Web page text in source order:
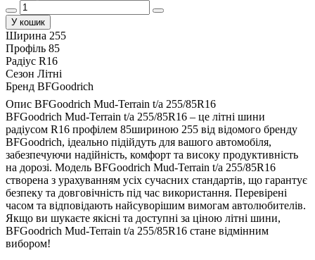
У кошик
Ширина 255
Профіль 85
Радіус R16
Сезон Літні
Бренд BFGoodrich
Опис BFGoodrich Mud-Terrain t/a 255/85R16
BFGoodrich Mud-Terrain t/a 255/85R16 – це літні шини
радіусом R16 профілем 85шириною 255 від відомого бренду
BFGoodrich, ідеально підійдуть для вашого автомобіля,
забезпечуючи надійність, комфорт та високу продуктивність
на дорозі. Модель BFGoodrich Mud-Terrain t/a 255/85R16
створена з урахуванням усіх сучасних стандартів, що гарантує
безпеку та довговічність під час використання. Перевірені
часом та відповідають найсуворішим вимогам автолюбителів.
Якщо ви шукаєте якісні та доступні за ціною літні шини,
BFGoodrich Mud-Terrain t/a 255/85R16 стане відмінним
вибором!